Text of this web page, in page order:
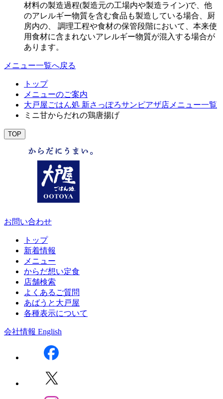
材料の製造過程(製造元の工場内や製造ライン)で、他
のアレルギー物質を含む食品も製造している場合、厨
房内の、 調理工程や食材の保管段階において、本来使
用食材に含まれないアレルギー物質が混入する場合が
あります。
メニュー一覧へ戻る
トップ
メニューのご案内
大戸屋ごはん処 新さっぽろサンピアザ店メニュー一覧
ミニ甘からだれの鶏唐揚げ
TOP
お問い合わせ
トップ
新着情報
メニュー
からだ想い定食
店舗検索
よくあるご質問
あばうと大戸屋
各種表示について
会社情報 English